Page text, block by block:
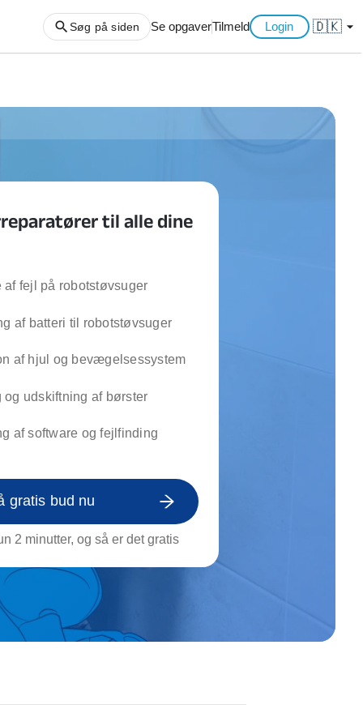
af haveaffald
af storskrald
af køkken
af genstande
Søg på siden Se opgaverTilmeld Login 🇩🇰 arrow_drop_down
til alle dine
af fejl på robotstøvsuger
af batteri til robotstøvsuger
af hjul og bevægelsessystem
og udskiftning af børster
af software og fejlfinding
gratis bud nu
2 minutter, og så er det gratis